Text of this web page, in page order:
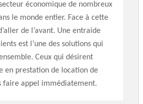
économique de nombreux
le monde entier. Face à cette
de l’avant. Une entraide
est l’une des solutions qui
Ceux qui désirent
en prestation de location de
faire appel immédiatement.